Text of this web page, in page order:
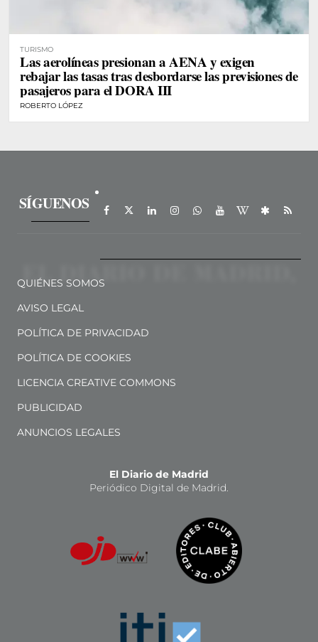
TURISMO
Las aerolíneas presionan a AENA y exigen
rebajar las tasas tras desbordarse las previsiones de
pasajeros para el DORA III
ROBERTO LÓPEZ
SÍGUENOS
QUIÉNES SOMOS
AVISO LEGAL
POLÍTICA DE PRIVACIDAD
POLÍTICA DE COOKIES
LICENCIA CREATIVE COMMONS
PUBLICIDAD
ANUNCIOS LEGALES
El Diario de Madrid
Periódico Digital de Madrid.